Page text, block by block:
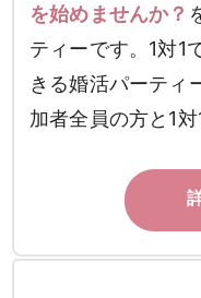
を始めませんか？
ティーです。1対1
きる婚活パーティ
加者全員の方と1